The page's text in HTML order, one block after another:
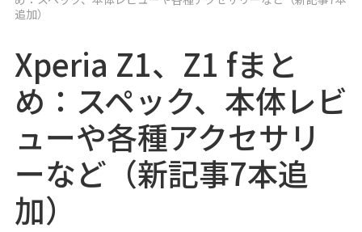
追加）
Xperia Z1、Z1 fまと
め：スペック、本体レビ
ューや各種アクセサリ
ーなど（新記事7本追
加）